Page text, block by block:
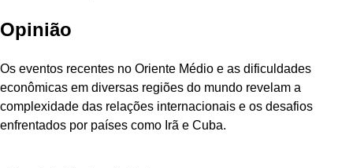
Opinião
Os eventos recentes no Oriente Médio e as dificuldades
econômicas em diversas regiões do mundo revelam a
complexidade das relações internacionais e os desafios
enfrentados por países como Irã e Cuba.